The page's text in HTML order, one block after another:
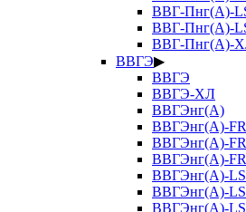
ВВГ-Пнг(А)-
ВВГ-Пнг(А)-
ВВГ-Пнг(А)-
ВВГЭ▶
ВВГЭ
ВВГЭ-ХЛ
ВВГЭнг(А)
ВВГЭнг(А)-
ВВГЭнг(А)-
ВВГЭнг(А)-
ВВГЭнг(А)-LS
ВВГЭнг(А)-
ВВГЭнг(А)-